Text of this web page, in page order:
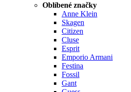
Oblíbené značky
Anne Klein
Skagen
Citizen
Cluse
Esprit
Emporio Armani
Festina
Fossil
Gant